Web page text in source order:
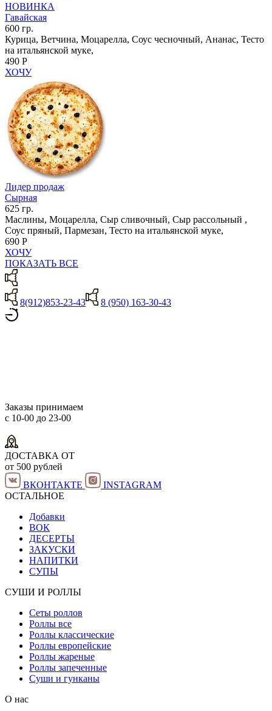
НОВИНКА
Гавайская
600 гр.
Курица, Ветчина, Моцарелла, Соус чесночный, Ананас, Тесто
на итальянской муке,
490 Р
ХОЧУ
Лидер продаж
Сырная
625 гр.
Маслины, Моцарелла, Сыр сливочный, Сыр рассольный ,
Соус пряный, Пармезан, Тесто на итальянской муке,
690 Р
ХОЧУ
ПОКАЗАТЬ ВСЕ
8(912)853-23-43 8 (950) 163-30-43
Заказы принимаем
с 10-00 до 23-00
ДОСТАВКА ОТ
от 500 рублей
ВКОНТАКТЕ
INSTAGRAM
ОСТАЛЬНОЕ
Добавки
ВОК
ДЕСЕРТЫ
ЗАКУСКИ
НАПИТКИ
СУПЫ
СУШИ И РОЛЛЫ
Сеты роллов
Роллы все
Роллы классические
Роллы европейские
Роллы жареные
Роллы запеченные
Суши и гунканы
О нас